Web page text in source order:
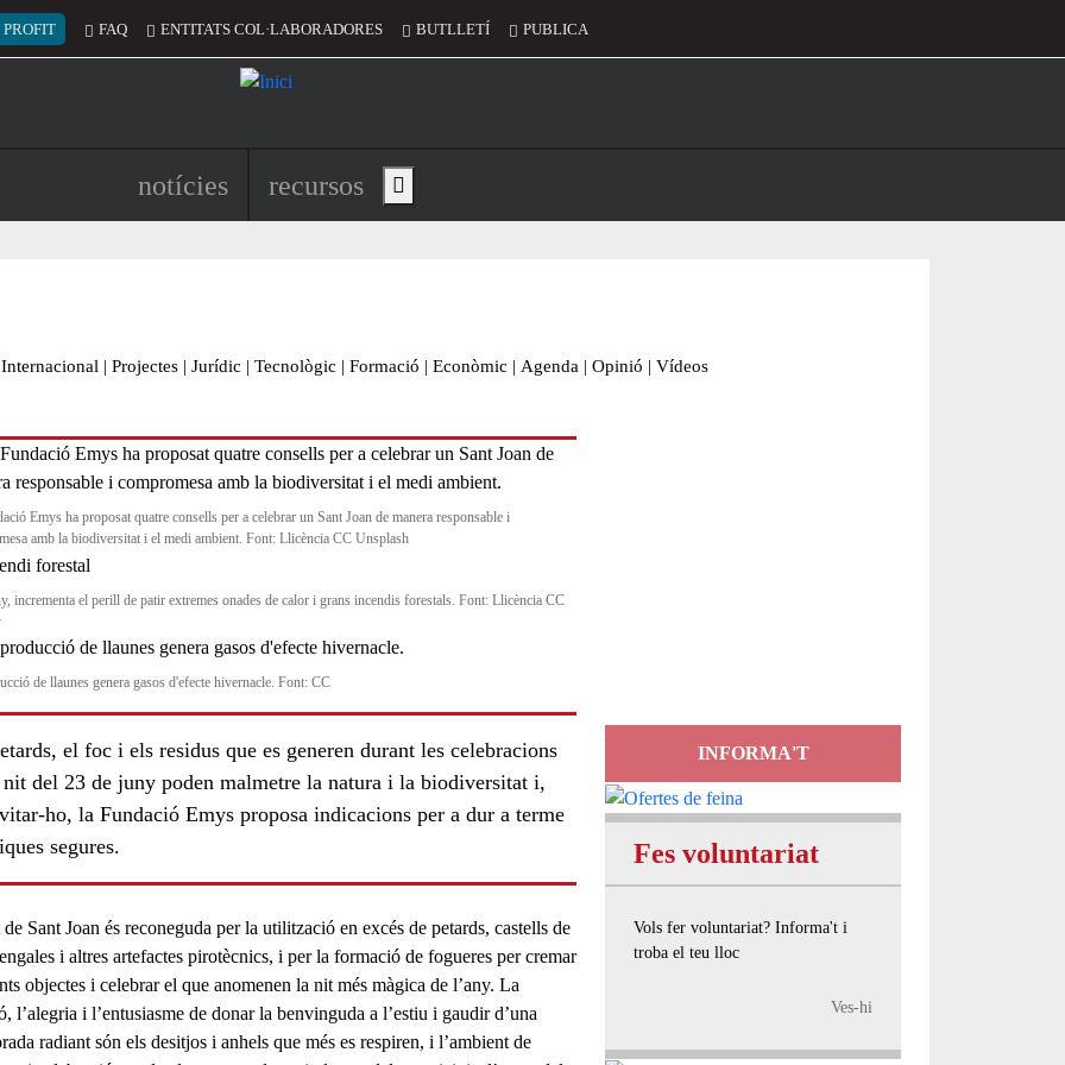
del compte d'usuari
PROFIT FAQ ENTITATS COL·LABORADORES BUTLLETÍ PUBLICA
Navegació principal de l'encapçalament
notícies recursos Show main menu
Internacional | Projectes | Jurídic | Tecnològic | Formació | Econòmic | Agenda | Opinió | Vídeos
Emys ha proposat quatre consells per a celebrar un Sant Joan de manera responsable i
amb la biodiversitat i el medi ambient. Font: Llicència CC Unsplash
incrementa el perill de patir extremes onades de calor i grans incendis forestals. Font: Llicència CC
de llaunes genera gasos d'efecte hivernacle. Font: CC
el foc i els residus que es generen durant les celebracions
del 23 de juny poden malmetre la natura i la biodiversitat i,
ho, la Fundació Emys proposa indicacions per a dur a terme
segures.
Sant Joan és reconeguda per la utilització en excés de petards, castells de
i altres artefactes pirotècnics, i per la formació de fogueresper cremar
objectes i celebrar el que anomenen la nit més màgica de l’any. La
l’alegria i l’entusiasme de donar la benvinguda a l’estiu i gaudir d’una
radiant són els desitjos i anhels que més es respiren, i l’ambient de
INFORMA'T
Fes voluntariat
Vols fer voluntariat? Informa't i
troba el teu lloc
Ves-hi